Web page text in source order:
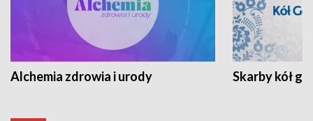
Alchemia zdrowia i urody Skarby kół